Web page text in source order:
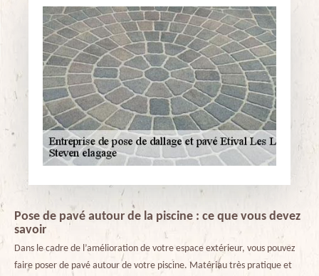
Pose de pavé autour de la piscine : ce que vous devez
savoir
Dans le cadre de l’amélioration de votre espace extérieur, vous pouvez
faire poser de pavé autour de votre piscine. Matériau très pratique et